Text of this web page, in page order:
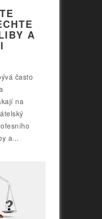
A
často
na
a...